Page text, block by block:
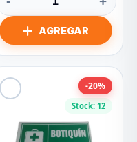
Stock: 12
-20%